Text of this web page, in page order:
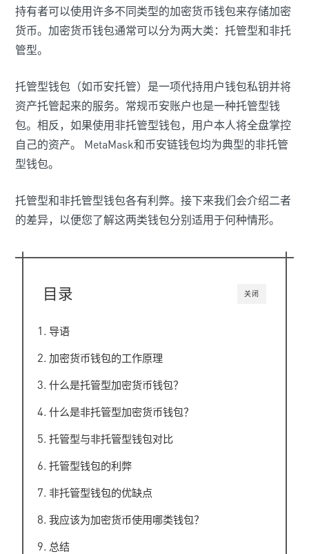
持有者可以使用许多不同类型的加密货币钱包来存储加密
货币。加密货币钱包通常可以分为两大类：托管型和非托
管型。
托管型钱包（如币安托管）是一项代持用户钱包私钥并将
资产托管起来的服务。常规币安账户也是一种托管型钱
包。相反，如果使用非托管型钱包，用户本人将全盘掌控
自己的资产。 MetaMask和币安链钱包均为典型的非托管
型钱包。
托管型和非托管型钱包各有利弊。接下来我们会介绍二者
的差异，以便您了解这两类钱包分别适用于何种情形。
关闭
目录
导语
加密货币钱包的工作原理
什么是托管型加密货币钱包？
什么是非托管型加密货币钱包？
托管型与非托管型钱包对比
托管型钱包的利弊
非托管型钱包的优缺点
我应该为加密货币使用哪类钱包？
总结